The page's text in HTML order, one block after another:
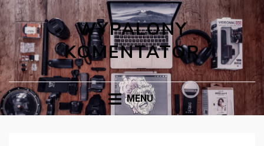
WYPALONY
KOMENTATOR
MENU